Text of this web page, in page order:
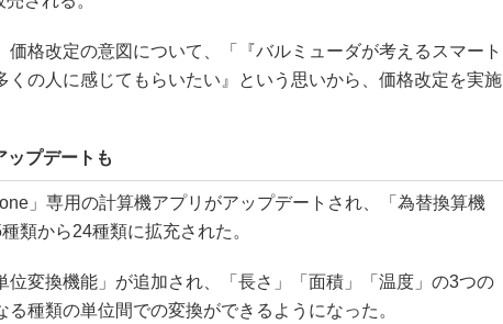
格改定の意図について、「『バルミューダが考えるスマート
くの人に感じてもらいたい』という思いから、価格改定を実施
ップデートも
」専用の計算機アプリがアップデートされ、「為替換算機
類から24種類に拡充された。
変換機能」が追加され、「長さ」「面積」「温度」の3つの
る種類の単位間での変換ができるようになった。